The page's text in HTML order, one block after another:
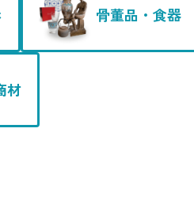
骨董品・食器
材